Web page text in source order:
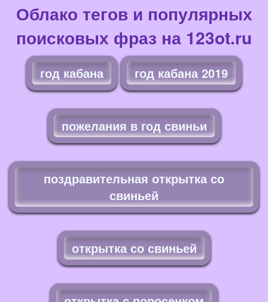
Облако тегов и популярных
поисковых фраз на 123ot.ru
год кабана год кабана 2019
пожелания в год свиньи
поздравительная открытка со
свиньей
открытка со свиньей